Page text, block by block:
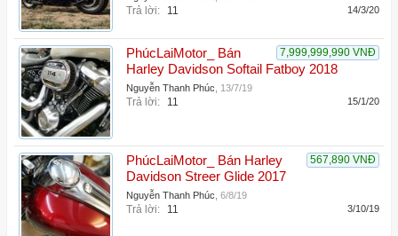
Trả lời: 11 14/3/20
7,999,999,990 VNĐ
PhúcLaiMotor_ Bán
Harley Davidson Softail Fatboy 2018
Nguyễn Thanh Phúc 13/7/19
Trả lời: 11 15/1/20
567,890 VNĐ
PhúcLaiMotor_ Bán Harley
Davidson Streer Glide 2017
Nguyễn Thanh Phúc 6/8/19
Trả lời: 11 3/10/19